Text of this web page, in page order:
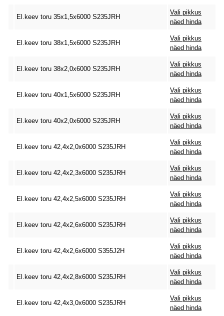
El.keev toru 35x1,5x6000 S235JRH
Vali pikkus
näed hinda
El.keev toru 38x1,5x6000 S235JRH
Vali pikkus
näed hinda
El.keev toru 38x2,0x6000 S235JRH
Vali pikkus
näed hinda
El.keev toru 40x1,5x6000 S235JRH
Vali pikkus
näed hinda
El.keev toru 40x2,0x6000 S235JRH
Vali pikkus
näed hinda
El.keev toru 42,4x2,0x6000 S235JRH
Vali pikkus
näed hinda
El.keev toru 42,4x2,3x6000 S235JRH
Vali pikkus
näed hinda
El.keev toru 42,4x2,5x6000 S235JRH
Vali pikkus
näed hinda
El.keev toru 42,4x2,6x6000 S235JRH
Vali pikkus
näed hinda
El.keev toru 42,4x2,6x6000 S355J2H
Vali pikkus
näed hinda
El.keev toru 42,4x2,8x6000 S235JRH
Vali pikkus
näed hinda
El.keev toru 42,4x3,0x6000 S235JRH
Vali pikkus
näed hinda